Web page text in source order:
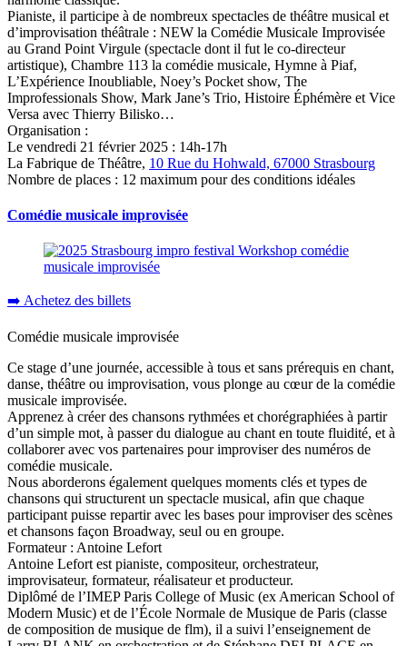
Pianiste, il participe à de nombreux spectacles de théâtre musical et
d’improvisation théâtrale : NEW la Comédie Musicale Improvisée
au Grand Point Virgule (spectacle dont il fut le co-directeur
artistique), Chambre 113 la comédie musicale, Hymne à Piaf,
L’Expérience Inoubliable, Noey’s Pocket show, The
Improfessionals Show, Mark Jane’s Trio, Histoire Éphémère et Vice
Versa avec Thierry Bilisko…
Organisation :
Le vendredi 21 février 2025 : 14h-17h
La Fabrique de Théâtre, 10 Rue du Hohwald, 67000 Strasbourg
Nombre de places : 12 maximum pour des conditions idéales
Comédie musicale improvisée
➡️ Achetez des billets
Comédie musicale improvisée
Ce stage d’une journée, accessible à tous et sans prérequis en chant,
danse, théâtre ou improvisation, vous plonge au cœur de la comédie
musicale improvisée.
Apprenez à créer des chansons rythmées et chorégraphiées à partir
d’un simple mot, à passer du dialogue au chant en toute fluidité, et à
collaborer avec vos partenaires pour improviser des numéros de
comédie musicale.
Nous aborderons également quelques moments clés et types de
chansons qui structurent un spectacle musical, afin que chaque
participant puisse repartir avec les bases pour improviser des scènes
et chansons façon Broadway, seul ou en groupe.
Formateur : Antoine Lefort
Antoine Lefort est pianiste, compositeur, orchestrateur,
improvisateur, formateur, réalisateur et producteur.
Diplômé de l’IMEP Paris College of Music (ex American School of
Modern Music) et de l’École Normale de Musique de Paris (classe
de composition de musique de flm), il a suivi l’enseignement de